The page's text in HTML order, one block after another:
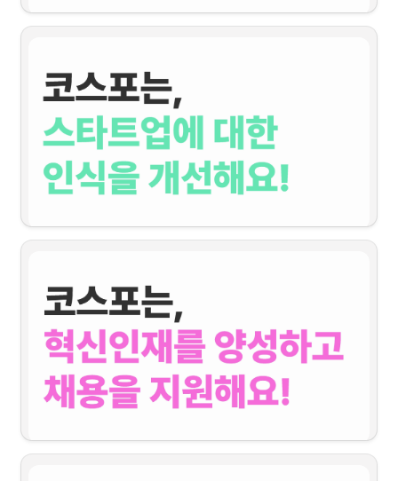
코스포레터
구독 신청하기 :
코리아스타트업포럼 출범 5주년을 맞이하여 개최된 'THE창업가' 페스티벌은 대한민
국의 혁신을 이끄는 창업가를 조명하여, 혁신의 원동력인 ‘창업가정신’
을 사회적으로
확산하고, 창업가와 스타트업 생태계에 공감과 용기를 건네며 국민에게는 도전과 희망
의 메시지를 전달하려는 취지로 기획되었습니다!
코스포에서는 스타트업의 IT인력난 해소를 위해 SW인재를 양성하고